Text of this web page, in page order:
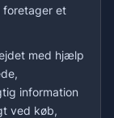
foretager et
med hjælp
information
ved køb,